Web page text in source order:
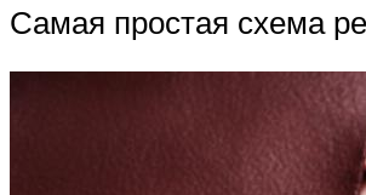
Самая простая схема